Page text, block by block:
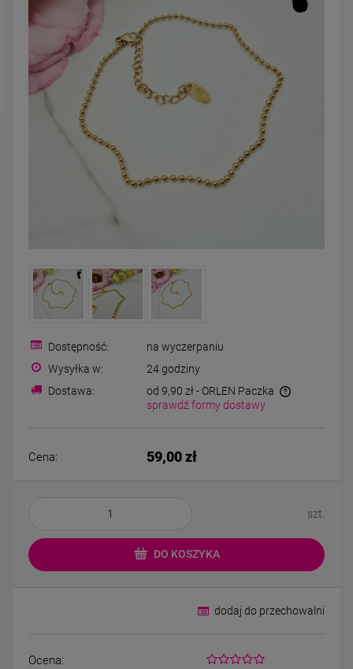
powiadom o
dostępności
DO KOSZYKA
CHIRURGICZNA motylek
39,00 zł
niebieski
44,00 zł
Dostępność:
na wyczerpaniu
Wysyłka w:
24 godziny
Dostawa:
od 9,90 zł - ORLEN Paczka
sprawdź formy dostawy
Cena: 59,00 zł
szt.
DO KOSZYKA
dodaj do przechowalni
Ocena: